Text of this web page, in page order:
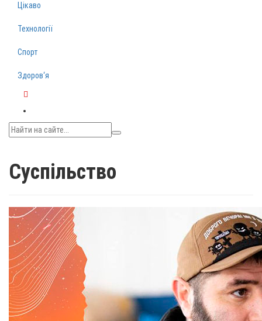
Цікаво
Технології
Спорт
Здоров‘я
Суспільство